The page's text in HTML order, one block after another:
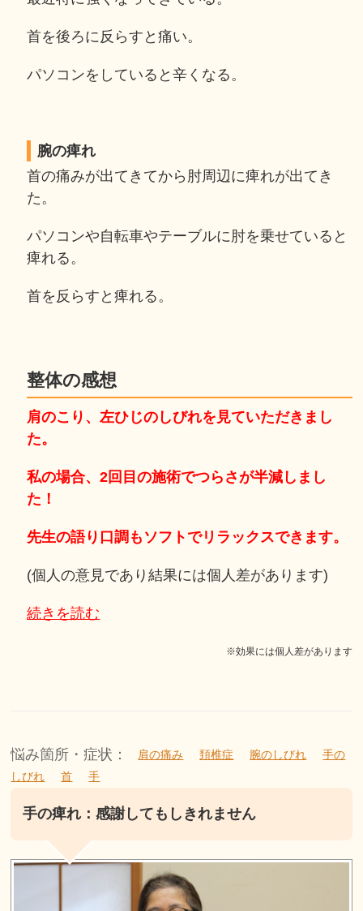
首を後ろに反らすと痛い。
パソコンをしていると辛くなる。
腕の痺れ
首の痛みが出てきてから肘周辺に痺れが出てき
た。
パソコンや自転車やテーブルに肘を乗せていると
痺れる。
首を反らすと痺れる。
整体の感想
肩のこり、左ひじのしびれを見ていただきまし
た。
私の場合、2回目の施術でつらさが半減しまし
た！
先生の語り口調もソフトでリラックスできます。
(個人の意見であり結果には個人差があります)
続きを読む
※効果には個人差があります
悩み箇所・症状： 肩の痛み 頚椎症 腕のしびれ
手の
しびれ
首 手
手の痺れ：感謝してもしきれません